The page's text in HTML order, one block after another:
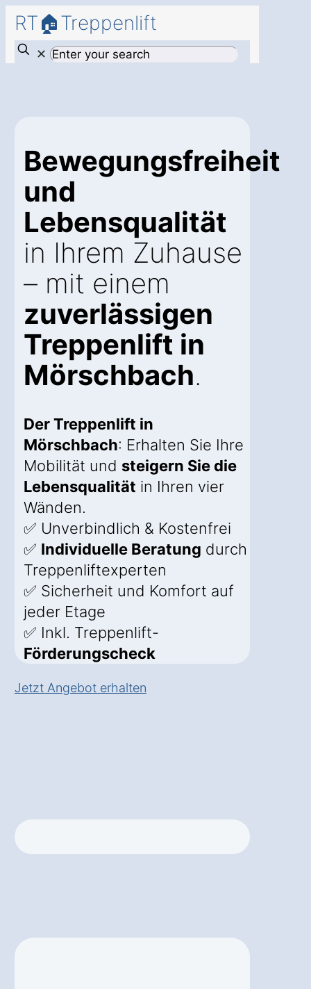
RT🏠Treppenlift
✕
Bewegungsfreiheit
und
Lebensqualität
in Ihrem Zuhause
– mit einem
zuverlässigen
Treppenlift in
Mörschbach.
Der Treppenlift in
Mörschbach: Erhalten Sie Ihre
Mobilität und steigern Sie die
Lebensqualität in Ihren vier
Wänden.
✅ Unverbindlich & Kostenfrei
✅ Individuelle Beratung durch
Treppenliftexperten
✅ Sicherheit und Komfort auf
jeder Etage
✅ Inkl. Treppenlift-
Förderungscheck
Jetzt Angebot erhalten